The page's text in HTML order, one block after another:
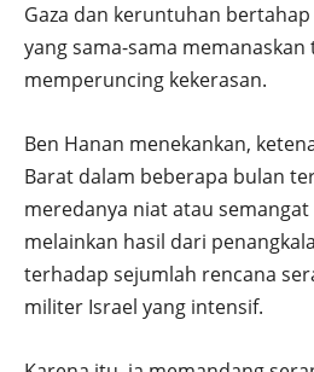
Gaza dan keruntuhan
yang sama-sama memanaskan
memperuncing kekerasan.
Ben Hanan menekankan,
Barat dalam beberapa bulan
meredanya niat atau
melainkan hasil dari
terhadap sejumlah rencana
militer Israel yang intensif.